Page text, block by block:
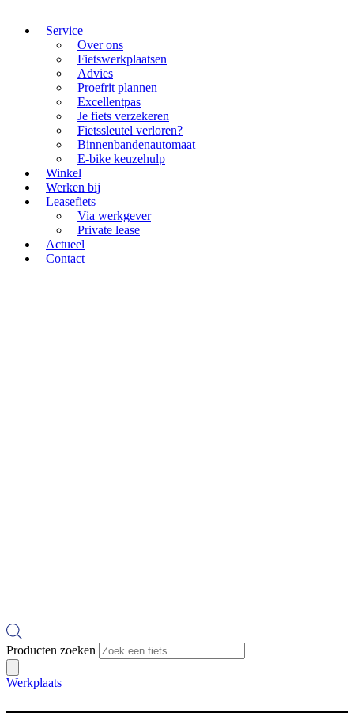
Service
Over ons
Fietswerkplaatsen
Advies
Proefrit plannen
Excellentpas
Je fiets verzekeren
Fietssleutel verloren?
Binnenbandenautomaat
E-bike keuzehulp
Winkel
Werken bij
Leasefiets
Via werkgever
Private lease
Actueel
Contact
Producten zoeken
Werkplaats